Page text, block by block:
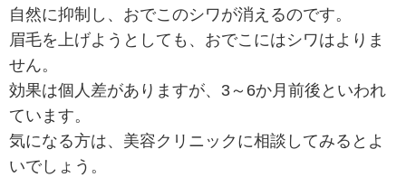
自然に抑制し、おでこのシワが消えるのです。
眉毛を上げようとしても、おでこにはシワはよりま
せん。
効果は個人差がありますが、3～6か月前後といわれ
ています。
気になる方は、美容クリニックに相談してみるとよ
いでしょう。